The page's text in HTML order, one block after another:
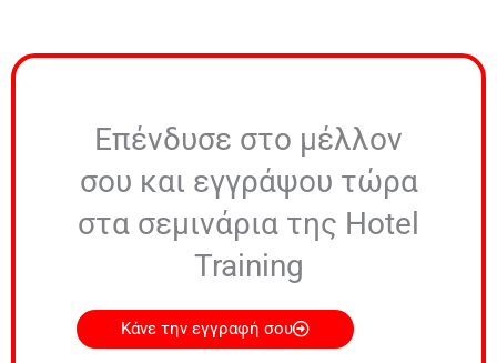
Επένδυσε στο μέλλον
σου και εγγράψου τώρα
στα σεμινάρια της Hotel
Training
Κάνε την εγγραφή σου